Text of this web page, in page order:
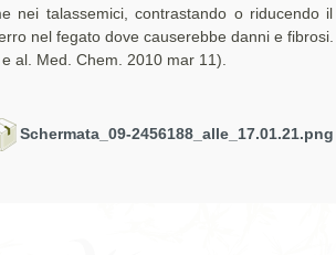
nei talassemici, contrastando o riducendo il
nel fegato dove causerebbe danni e fibrosi.
al. Med. Chem. 2010 mar 11).
Schermata_09-2456188_alle_17.01.21.png